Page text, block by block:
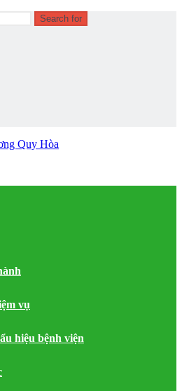
Search for
vụ
hiệu bệnh viện